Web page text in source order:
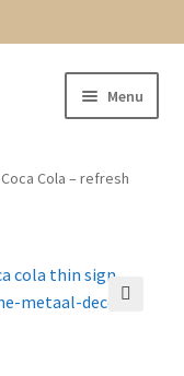
Menu
Coca Cola – refresh